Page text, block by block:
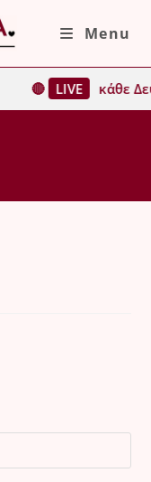
Menu
🔴 LIVE κάθε